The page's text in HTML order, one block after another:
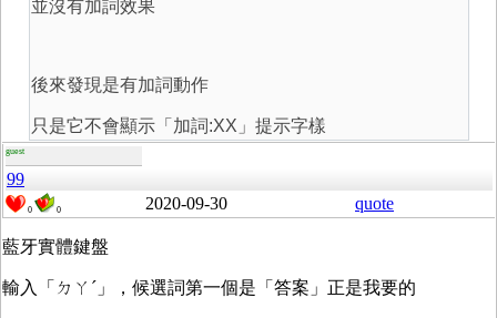
並沒有加詞效果
後來發現是有加詞動作
只是它不會顯示「加詞:XX」提示字樣
guest
99
0 0 2020-09-30 quote
藍牙實體鍵盤
輸入「ㄉㄚˊ」，候選詞第一個是「答案」正是我要的